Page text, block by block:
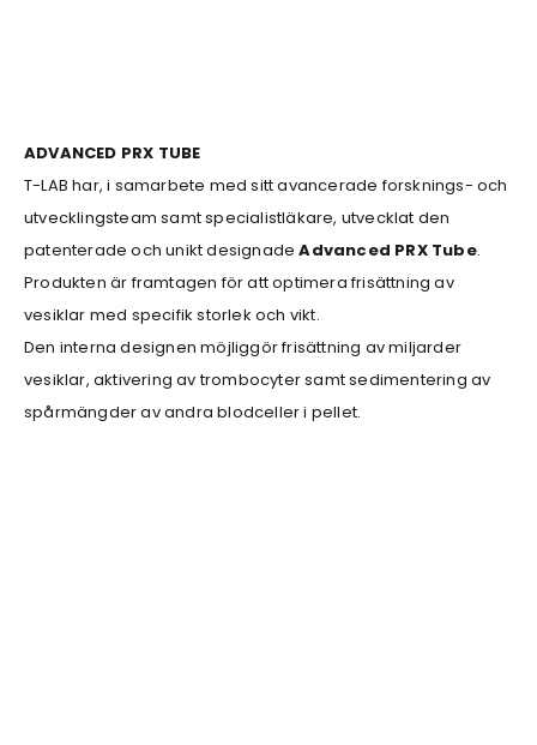
ADVANCED PRX TUBE
T-LAB har, i samarbete med sitt avancerade forsknings- och
utvecklingsteam samt specialistläkare, utvecklat den
patenterade och unikt designadeAdvanced PRX Tube.
Produkten är framtagen för att optimera frisättning av
vesiklar med specifik storlek och vikt.
Den interna designen möjliggör frisättning av miljarder
vesiklar, aktivering av trombocyter samt sedimentering av
spårmängder av andra blodceller i pellet.